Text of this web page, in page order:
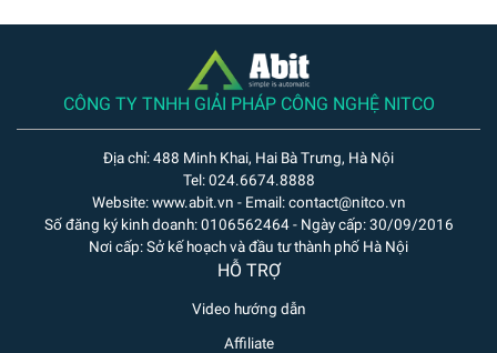
CÔNG TY TNHH GIẢI PHÁP CÔNG NGHỆ NITCO
Địa chỉ: 488 Minh Khai, Hai Bà Trưng, Hà Nội
Tel: 024.6674.8888
Website: www.abit.vn - Email: contact@nitco.vn
Số đăng ký kinh doanh: 0106562464 - Ngày cấp: 30/09/2016
Nơi cấp: Sở kế hoạch và đầu tư thành phố Hà Nội
HỖ TRỢ
Video hướng dẫn
Affiliate